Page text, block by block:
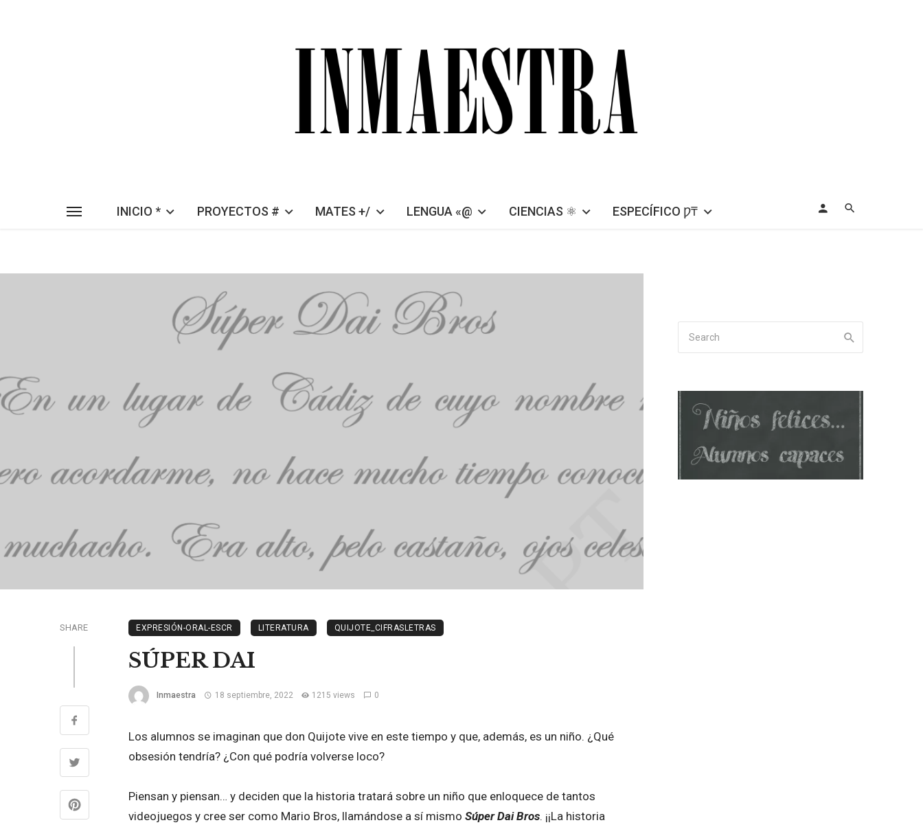
INICIO * PROYECTOS # MATES +/ LENGUA «@ CIENCIAS ⚛︎ ESPECÍFICO Ƿ₸
SHARE EXPRESIÓN-ORAL-ESCR LITERATURA QUIJOTE_CIFRASLETRAS
SÚPER DAI
Inmaestra 18 septiembre, 2022 1215 views 0
Los alumnos se imaginan que don Quijote vive en este tiempo y que, además, es un niño. ¿Qué
obsesión tendría? ¿Con qué podría volverse loco?
Piensan y piensan… y deciden que la historia tratará sobre un niño que enloquece de tantos
videojuegos y cree ser como Mario Bros, llamándose a sí mismo Súper Dai Bros. ¡¡La historia